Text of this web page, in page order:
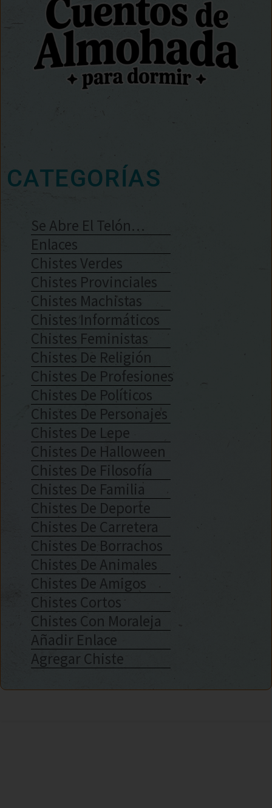
CATEGORÍAS
Se Abre El Telón…
Enlaces
Chistes Verdes
Chistes Provinciales
Chistes Machistas
Chistes Informáticos
Chistes Feministas
Chistes De Religión
Chistes De Profesiones
Chistes De Políticos
Chistes De Personajes
Chistes De Lepe
Chistes De Halloween
Chistes De Filosofía
Chistes De Familia
Chistes De Deporte
Chistes De Carretera
Chistes De Borrachos
Chistes De Animales
Chistes De Amigos
Chistes Cortos
Chistes Con Moraleja
Añadir Enlace
Agregar Chiste